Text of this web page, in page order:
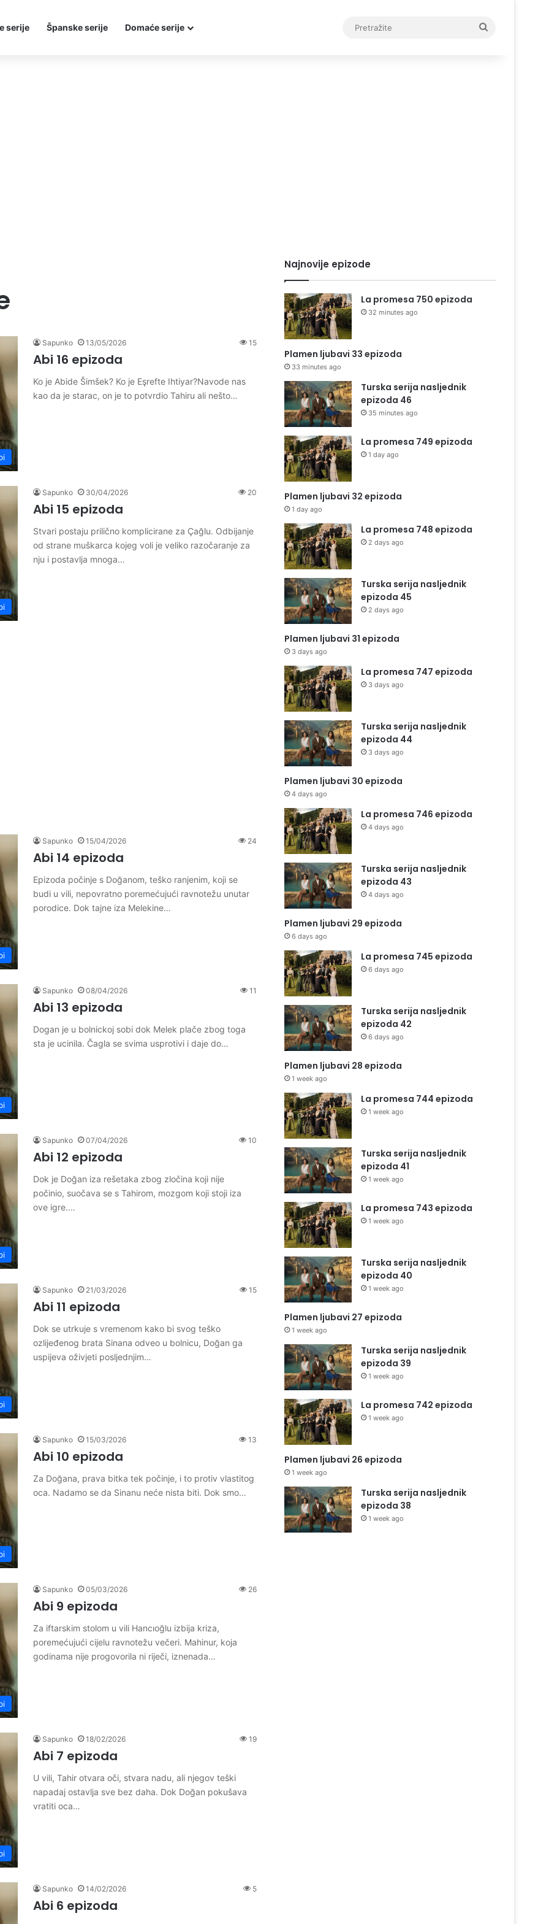
serije Španske serije Domaće serije
Sapunko 13/05/2026 15
Abi 16 epizoda
Ko je Abide Šimšek? Ko je Eşrefte Ihtiyar?Navode nas
kao da je starac, on je to potvrdio Tahiru ali nešto…
Sapunko 30/04/2026 20
Abi 15 epizoda
Stvari postaju prilično komplicirane za Çağlu. Odbijanje
od strane muškarca kojeg voli je veliko razočaranje za
nju i postavlja mnoga…
Sapunko 15/04/2026 24
Abi 14 epizoda
Epizoda počinje s Doğanom, teško ranjenim, koji se
budi u vili, nepovratno poremećujući ravnotežu unutar
porodice. Dok tajne iza Melekine…
Sapunko 08/04/2026 11
Abi 13 epizoda
Dogan je u bolnickoj sobi dok Melek plače zbog toga
sta je ucinila. Čagla se svima usprotivi i daje do…
Sapunko 07/04/2026 10
Abi 12 epizoda
Dok je Doğan iza rešetaka zbog zločina koji nije
počinio, suočava se s Tahirom, mozgom koji stoji iza
ove igre.…
Sapunko 21/03/2026 15
Abi 11 epizoda
Dok se utrkuje s vremenom kako bi svog teško
ozlijeđenog brata Sinana odveo u bolnicu, Doğan ga
uspijeva oživjeti posljednjim…
Sapunko 15/03/2026 13
Abi 10 epizoda
Za Doğana, prava bitka tek počinje, i to protiv vlastitog
oca. Nadamo se da Sinanu neće nista biti. Dok smo…
Sapunko 05/03/2026 26
Abi 9 epizoda
Za iftarskim stolom u vili Hancıoğlu izbija kriza,
poremećujući cijelu ravnotežu večeri. Mahinur, koja
godinama nije progovorila ni riječi, iznenada…
Sapunko 18/02/2026 19
Abi 7 epizoda
U vili, Tahir otvara oči, stvara nadu, ali njegov teški
napadaj ostavlja sve bez daha. Dok Doğan pokušava
vratiti oca…
Sapunko 14/02/2026 5
Abi 6 epizoda
Najnovije epizode
La promesa 750 epizoda
32 minutes ago
Plamen ljubavi 33 epizoda
33 minutes ago
Turska serija nasljednik
epizoda 46
35 minutes ago
La promesa 749 epizoda
1 day ago
Plamen ljubavi 32 epizoda
1 day ago
La promesa 748 epizoda
2 days ago
Turska serija nasljednik
epizoda 45
2 days ago
Plamen ljubavi 31 epizoda
3 days ago
La promesa 747 epizoda
3 days ago
Turska serija nasljednik
epizoda 44
3 days ago
Plamen ljubavi 30 epizoda
4 days ago
La promesa 746 epizoda
4 days ago
Turska serija nasljednik
epizoda 43
4 days ago
Plamen ljubavi 29 epizoda
6 days ago
La promesa 745 epizoda
6 days ago
Turska serija nasljednik
epizoda 42
6 days ago
Plamen ljubavi 28 epizoda
1 week ago
La promesa 744 epizoda
1 week ago
Turska serija nasljednik
epizoda 41
1 week ago
La promesa 743 epizoda
1 week ago
Turska serija nasljednik
epizoda 40
1 week ago
Plamen ljubavi 27 epizoda
1 week ago
Turska serija nasljednik
epizoda 39
1 week ago
La promesa 742 epizoda
1 week ago
Plamen ljubavi 26 epizoda
1 week ago
Turska serija nasljednik
epizoda 38
1 week ago